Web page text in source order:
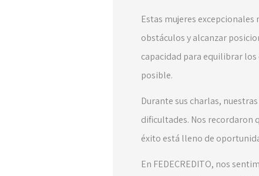
Estas mujeres
obstáculos y alcanzar
capacidad para equilibrar
posible.
Durante sus charlas,
dificultades. Nos recordaron
éxito está lleno de
En FEDECREDITO, nos